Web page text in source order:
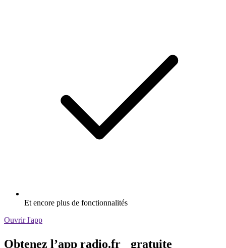
Et encore plus de fonctionnalités
Ouvrir l'app
Obtenez l’app radio.fr gratuite